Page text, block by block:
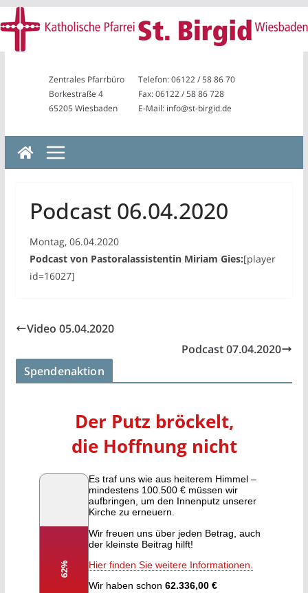
Zum
Inhalt
springen
Zentrales Pfarrbüro
Borkestraße 4
65205 Wiesbaden
Telefon: 06122 / 58 86 70
Fax: 06122 / 58 86 728
E-Mail: info@st-birgid.de
Podcast 06.04.2020
Montag, 06.04.2020
Podcast von Pastoralassistentin Miriam Gies:[player
id=16027]
Video 05.04.2020
Podcast 07.04.2020
Spendenaktion